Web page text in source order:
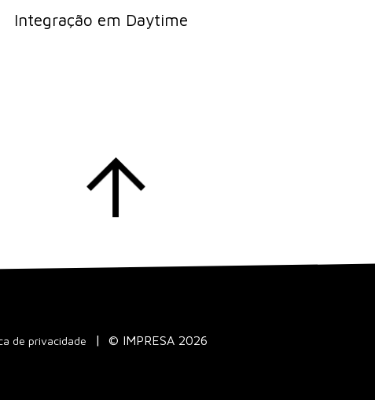
Integração em Daytime
de privacidade © IMPRESA 2026